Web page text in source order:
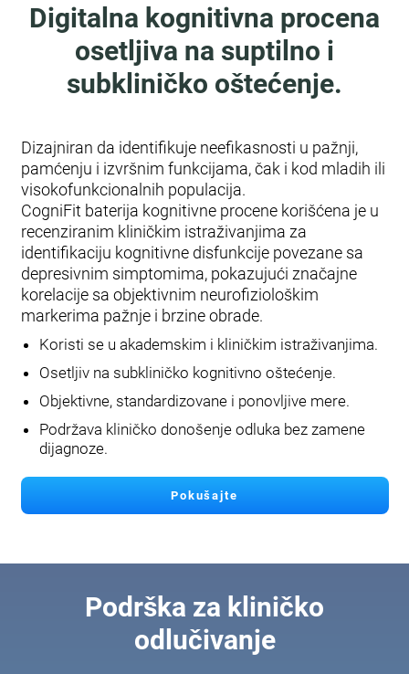
Digitalna kognitivna procena
osetljiva na suptilno i
subkliničko oštećenje.
Dizajniran da identifikuje neefikasnosti u pažnji,
pamćenju i izvršnim funkcijama, čak i kod mladih ili
visokofunkcionalnih populacija.
CogniFit baterija kognitivne procene korišćena je u
recenziranim kliničkim istraživanjima za
identifikaciju kognitivne disfunkcije povezane sa
depresivnim simptomima, pokazujući značajne
korelacije sa objektivnim neurofiziološkim
markerima pažnje i brzine obrade.
Koristi se u akademskim i kliničkim istraživanjima.
Osetljiv na subkliničko kognitivno oštećenje.
Objektivne, standardizovane i ponovljive mere.
Podržava kliničko donošenje odluka bez zamene
dijagnoze.
Pokušajte
Podrška za kliničko
odlučivanje